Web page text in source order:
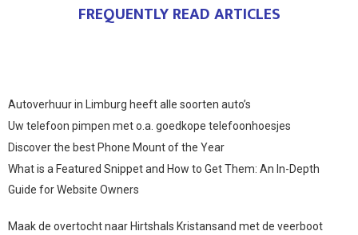
FREQUENTLY READ ARTICLES
Autoverhuur in Limburg heeft alle soorten auto’s
Uw telefoon pimpen met o.a. goedkope telefoonhoesjes
Discover the best Phone Mount of the Year
What is a Featured Snippet and How to Get Them: An In-Depth
Guide for Website Owners
Maak de overtocht naar Hirtshals Kristansand met de veerboot